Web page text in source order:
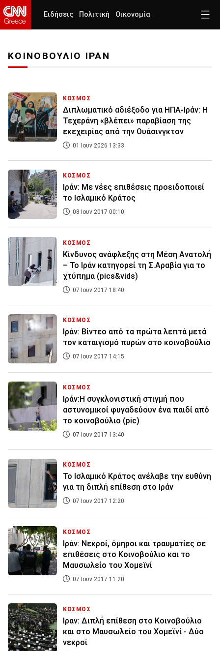
Ειδήσεις Πολιτική Οικονομία
ΚΟΙΝΟΒΟΥΛΙΟ ΙΡΑΝ
ΚΟΣΜΟΣ
Διπλωματικό αδιέξοδο για ΗΠΑ-Ιράν: Η
Τεχεράνη «βλέπει» παραβίαση της
εκεχειρίας από την Ουάσινγκτον
01 Ιουν 2026 13:33
ΚΟΣΜΟΣ
Ιράν: Με νέες επιθέσεις προειδοποιεί
το Ισλαμικό Κράτος
08 Ιουν 2017 00:10
ΚΟΣΜΟΣ
Κίνδυνος ανάφλεξης στη Μέση Ανατολή
– Το Ιράν κατηγορεί τη Σ.Αραβία για το
χτύπημα (pics&vids)
07 Ιουν 2017 18:40
ΚΟΣΜΟΣ
Ιράν: Βίντεο από τα πρώτα λεπτά μετά
τον καταιγισμό πυρών στο κοινοβούλιο
07 Ιουν 2017 14:15
ΚΟΣΜΟΣ
Ιράν:Η συγκλονιστική στιγμή που
αστυνομικοί φυγαδεύουν ένα παιδί από
το κοινοβούλιο (pic)
07 Ιουν 2017 13:40
ΚΟΣΜΟΣ
Το Ισλαμικό Κράτος ανέλαβε την ευθύνη
για τη διπλή επίθεση στο Ιράν
07 Ιουν 2017 12:20
ΚΟΣΜΟΣ
Ιράν: Νεκροί, όμηροι και τραυματίες σε
επιθέσεις στο Κοινοβούλιο και το
Μαυσωλείο του Χομεϊνί
07 Ιουν 2017 11:20
ΚΟΣΜΟΣ
Ιραν: Διπλή επίθεση στο Κοινοβούλιο
και στο Μαυσωλείο του Χομεϊνί - Δύο
νεκροί